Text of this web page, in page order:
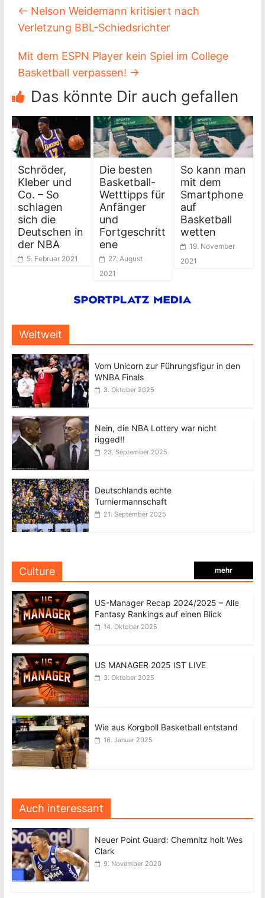
← Nelson Weidemann kritisiert nach
Verletzung BBL-Schiedsrichter
Mit dem ESPN Player kein Spiel im College
Basketball verpassen! →
Das könnte Dir auch gefallen
Schröder,
Kleber und
Co. – So
schlagen
sich die
Deutschen in
der NBA
5. Februar 2021
Die besten
Basketball-
Wetttipps für
Anfänger
und
Fortgeschritt
ene
27. August
2021
So kann man
mit dem
Smartphone
auf
Basketball
wetten
19. November
2021
Weltweit
Vom Unicorn zur Führungsfigur in den
WNBA Finals
3. Oktober 2025
Nein, die NBA Lottery war nicht
rigged!!
23. September 2025
Deutschlands echte
Turniermannschaft
21. September 2025
Culture mehr
US-Manager Recap 2024/2025 – Alle
Fantasy Rankings auf einen Blick
14. Oktober 2025
US MANAGER 2025 IST LIVE
3. Oktober 2025
Wie aus Korgboll Basketball entstand
16. Januar 2025
Auch interessant
Neuer Point Guard: Chemnitz holt Wes
Clark
9. November 2020